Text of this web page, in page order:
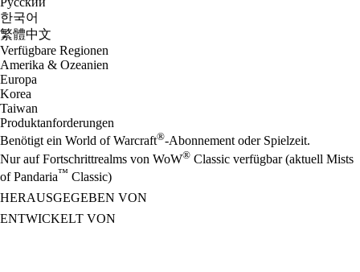
한국어
繁體中文
Verfügbare Regionen
Amerika & Ozeanien
Europa
Korea
Taiwan
Produktanforderungen
Benötigt ein World of Warcraft®-Abonnement oder Spielzeit.
Nur auf Fortschrittrealms von WoW® Classic verfügbar (aktuell Mists
of Pandaria™ Classic)
HERAUSGEGEBEN VON
ENTWICKELT VON